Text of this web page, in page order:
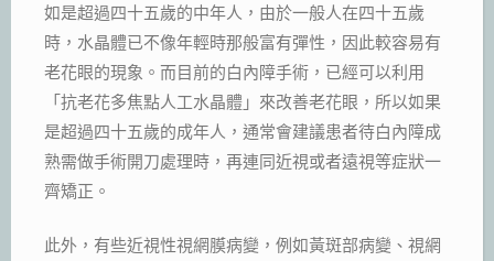
如是超過四十五歲的中年人，由於一般人在四十五歲
時，水晶體已不像年輕時那般富有彈性，因此較容易有
老花眼的現象。而目前的白內障手術，已經可以利用
「抗老花多焦點人工水晶體」來改善老花眼，所以如果
是超過四十五歲的成年人，通常會建議患者待白內障成
熟需做手術開刀處理時，再連同近視或者遠視等症狀一
齊矯正。
此外，有些近視性視網膜病變，例如黃斑部病變、視網